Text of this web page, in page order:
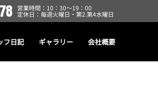
営業時間：10：30～19：00
定休日：毎週火曜日・第2.第4水曜日
フ日記 ギャラリー 会社概要